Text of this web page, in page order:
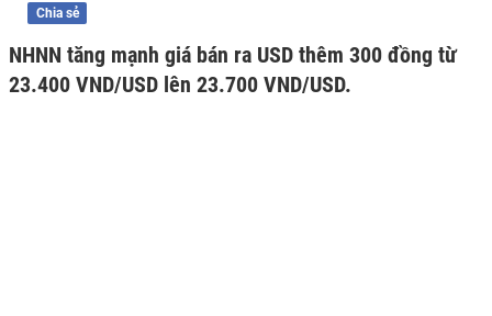
Chia sẻ
NHNN tăng mạnh giá bán ra USD thêm 300 đồng từ
23.400 VND/USD lên 23.700 VND/USD.